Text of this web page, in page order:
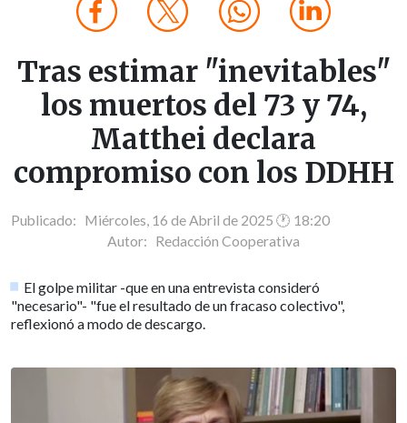
Tras estimar "inevitables"
los muertos del 73 y 74,
Matthei declara
compromiso con los DDHH
Publicado: Miércoles, 16 de Abril de 2025 🕐 18:20
Autor: Redacción Cooperativa
El golpe militar -que en una entrevista consideró
"necesario"- "fue el resultado de un fracaso colectivo",
reflexionó a modo de descargo.